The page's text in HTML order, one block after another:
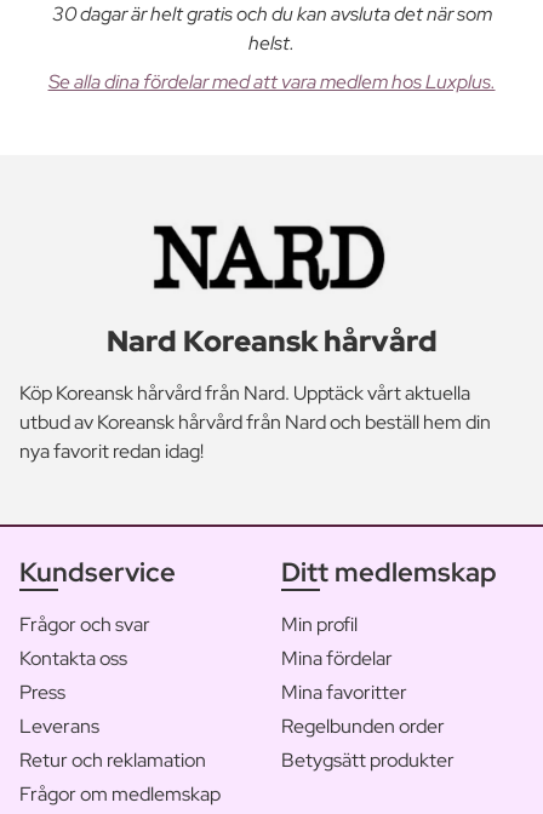
30 dagar är helt gratis och du kan avsluta det när som
helst.
Se alla dina fördelar med att vara medlem hos Luxplus.
Nard Koreansk hårvård
Köp Koreansk hårvård från Nard. Upptäck vårt aktuella
utbud av Koreansk hårvård från Nard och beställ hem din
nya favorit redan idag!
Kundservice
Frågor och svar
Kontakta oss
Press
Leverans
Retur och reklamation
Frågor om medlemskap
Ditt medlemskap
Min profil
Mina fördelar
Mina favoritter
Regelbunden order
Betygsätt produkter